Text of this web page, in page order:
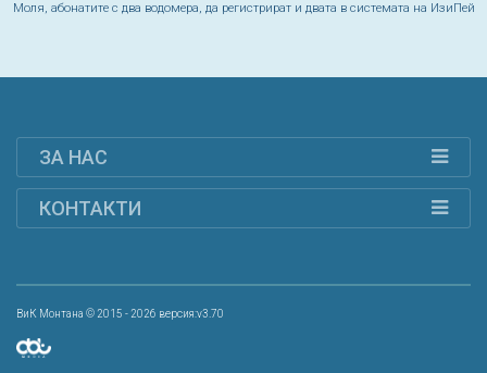
Моля, абонатите с два водомера, да регистрират и двата в системата на ИзиПей
ЗА НАС
КОНТАКТИ
ВиК Монтана © 2015 - 2026 версия:v3.70